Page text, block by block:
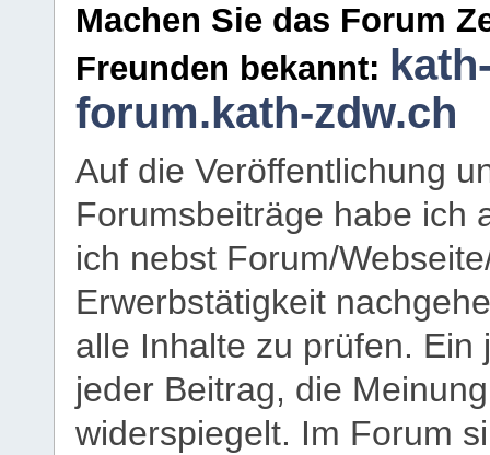
Machen Sie das Forum
Freunden bekannt:
forum.kath-zdw.ch
Auf die Veröffentlichung
Forumsbeiträge habe ich
ich nebst Forum/
Erwerbstätigkeit
alle Inhalte zu prüfen.
jeder Beitrag, die
widerspiegelt. Im Forum